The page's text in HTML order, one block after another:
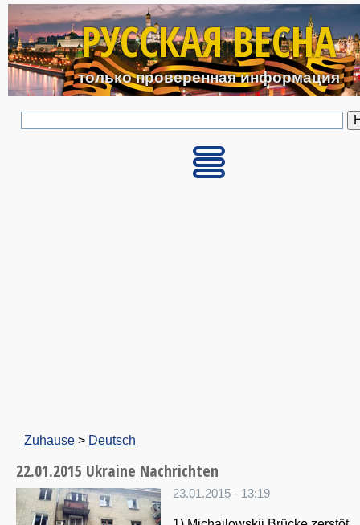
Перейти к основному
РУССКАЯ ВЕСНА
только проверенная информация
Zuhause > Deutsch
22.01.2015 Ukraine Nachrichten
23.01.2015 - 13:19